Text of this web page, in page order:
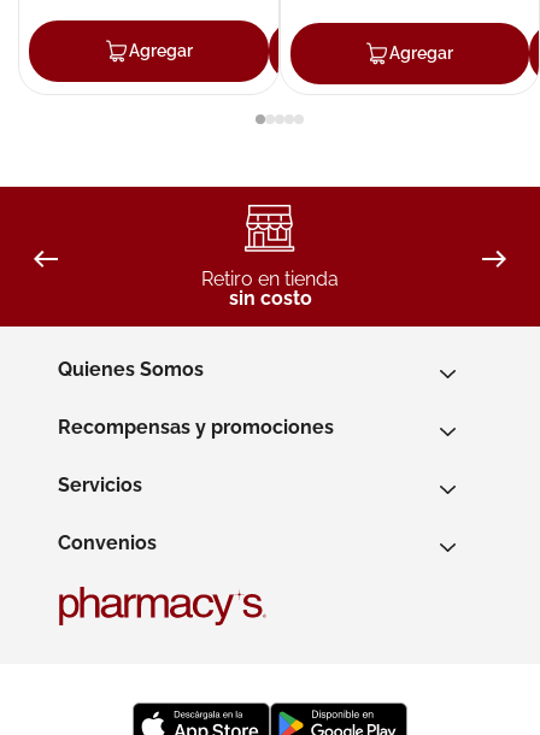
Agregar Agregar
Agregar
Retiro en tienda
sin costo
Quienes Somos
Recompensas y promociones
Servicios
Convenios